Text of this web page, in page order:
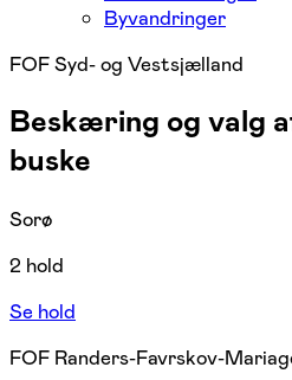
Byvandringer
FOF Syd- og Vestsjælland
Beskæring og
buske
Sorø
2 hold
Se hold
FOF Randers-Favrskov-